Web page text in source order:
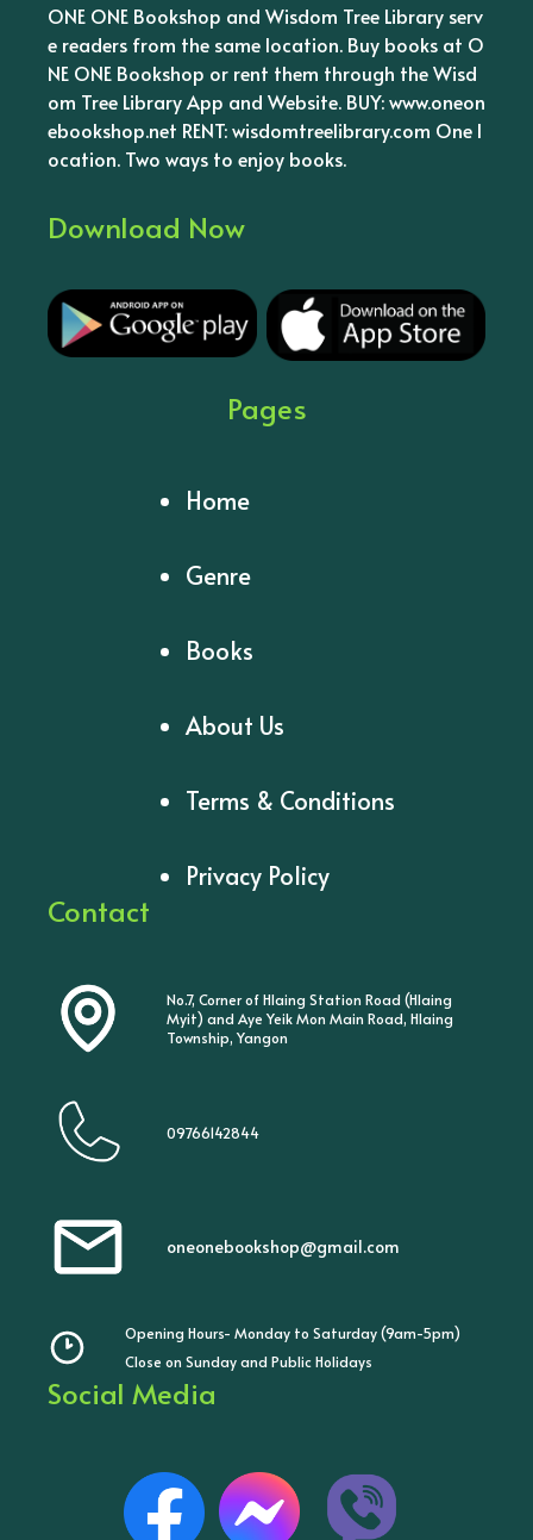
ONE ONE Bookshop and Wisdom Tree Library serv
e readers from the same location. Buy books at O
NE ONE Bookshop or rent them through the Wisd
om Tree Library App and Website. BUY: www.oneon
ebookshop.net RENT: wisdomtreelibrary.com One l
ocation. Two ways to enjoy books.
Download Now
Pages
Home
Genre
Books
About Us
Terms & Conditions
Privacy Policy
Contact
No.7, Corner of Hlaing Station Road (Hlaing
Myit) and Aye Yeik Mon Main Road, Hlaing
Township, Yangon
09766142844
oneonebookshop@gmail.com
Opening Hours- Monday to Saturday (9am-5pm)
Close on Sunday and Public Holidays
Social Media